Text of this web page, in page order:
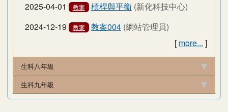
2025-04-01
教案 槓桿與平衡 (新化科技中心)
2024-12-19
教案 教案004 (網站管理員)
[ more... ]
生科八年級
生科九年級